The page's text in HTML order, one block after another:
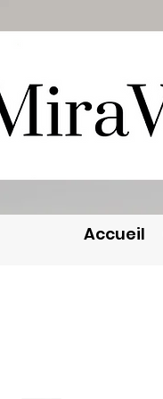
Accueil